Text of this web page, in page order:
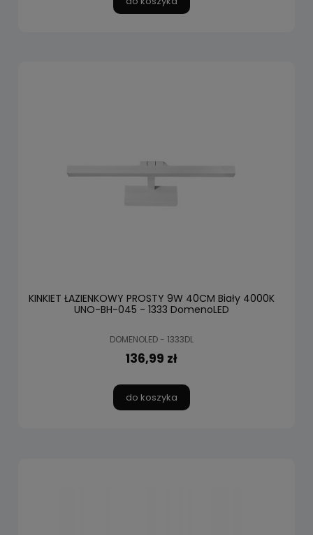
KINKIET ŁAZIENKOWY PROSTY 9W 40CM Biały 4000K
UNO-BH-045 - 1333 DomenoLED
DOMENOLED - 1333DL
136,99 zł
do koszyka